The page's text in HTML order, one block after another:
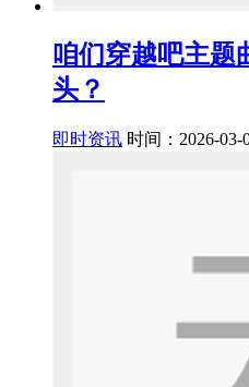
咱们穿越吧主题
头？
即时资讯 时间：2026-03-